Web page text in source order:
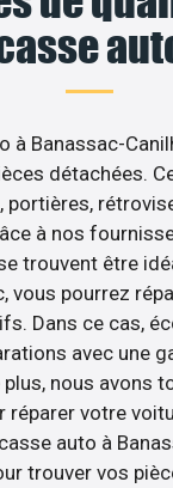
à Banassac-
détachées.
portières,
à nos
trouvent être
vous pourrez
Dans ce cas,
avec une
plus, nous avons
réparer votre
auto à
trouver vos